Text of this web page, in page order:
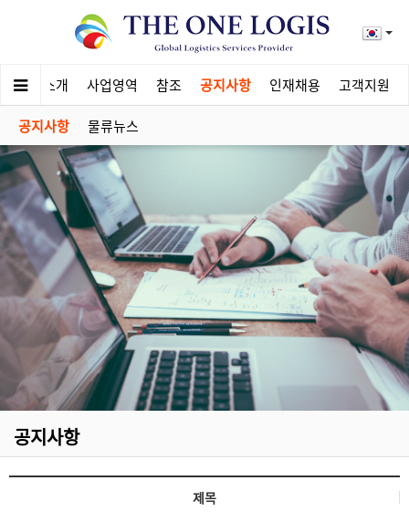
회사소개 사업영역 참조 공지사항 인재채용 고객지원
공지사항 물류뉴스
공지사항
제목